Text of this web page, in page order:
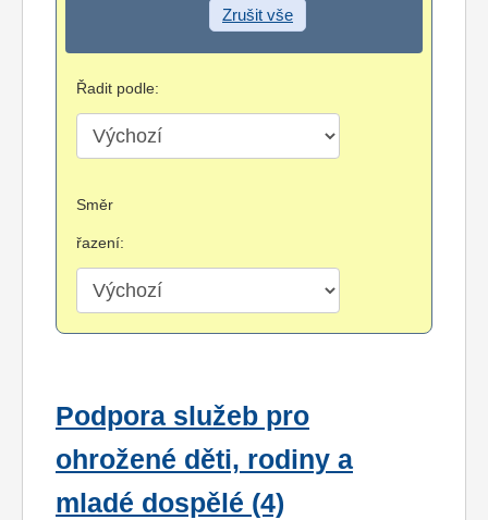
Zrušit vše
Řadit podle:
Směr
řazení:
Podpora služeb pro
ohrožené děti, rodiny a
mladé dospělé (4)